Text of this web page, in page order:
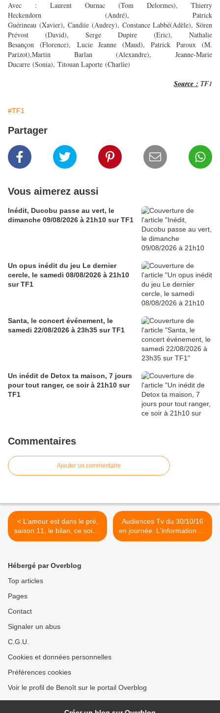
Avec : Laurent Ournac (Tom Delormes), Thierry
Heckendorn (André), Patrick
Guérineau (Xavier), Candiie (Audrey), Constance Labbé(Adèle), Sören
Prévost (David), Serge Dupire (Eric), Nathalie
Besançon (Florence), Lucie Jeanne (Maud), Patrick Paroux (M.
Parizot),Martin Barlan (Alexandre), Jeanne-Marie
Ducarre (Sonia), Titouan Laporte (Charlie)
Source : TF1
#TF1
Partager
Vous aimerez aussi
Inédit, Ducobu passe au vert, le
dimanche 09/08/2026 à 21h10 sur TF1
Un opus inédit du jeu Le dernier
cercle, le samedi 08/08/2026 à 21h10
sur TF1
Santa, le concert événement, le
samedi 22/08/2026 à 23h35 sur TF1
Un inédit de Detox ta maison, 7 jours
pour tout ranger, ce soir à 21h10 sur
TF1
Commentaires
Ajouter un commentaire
< L’amour est dans le pré,
saison 11, le bilan, ce soir à
21h sur M6
Audiences Tv du 30/10/16
en journée: L'information de
TF1 accroît son avance sur
Hébergé par Overblog
Top articles
Pages
Contact
Signaler un abus
C.G.U.
Cookies et données personnelles
Préférences cookies
Voir le profil de Benoît sur le portail Overblog